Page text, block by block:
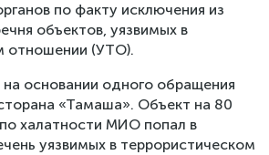
по факту исключения из
объектов, уязвимых в
отношении (УТО).
основании одного обращения
«Тамаша». Объект на 80
халатности МИО попал в
уязвимых в террористическом